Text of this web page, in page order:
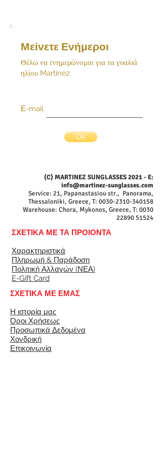
Μείνετε Ενήμεροι
Θέλω να ενημερώνομαι για τα γυαλιά
ηλίου Martinez
Ε-mail
Ok
(C) MARTINEZ SUNGLASSES 2021 - E:
info@martinez-sunglasses.com
Service: 21, Papanastasiou str., Panorama,
Thessaloniki, Greece, T: 0030-2310-340158
Warehouse: Chora, Mykonos, Greece, T: 0030
22890 51524
ΣΧΕΤΙΚΑ ΜΕ ΤΑ ΠΡΟΙΟΝΤΑ
Χαρακτηριστικά
Πληρωμή & Παράδοση
Πολιτική Αλλαγών (ΝΕΑ)
E-Gift Card
ΣΧΕΤΙΚΑ ΜΕ ΕΜΑΣ
Η ιστορία μας
Όροι Χρήσεως
Προσωπικά Δεδομένα
Χονδρική
Επικοινωνία